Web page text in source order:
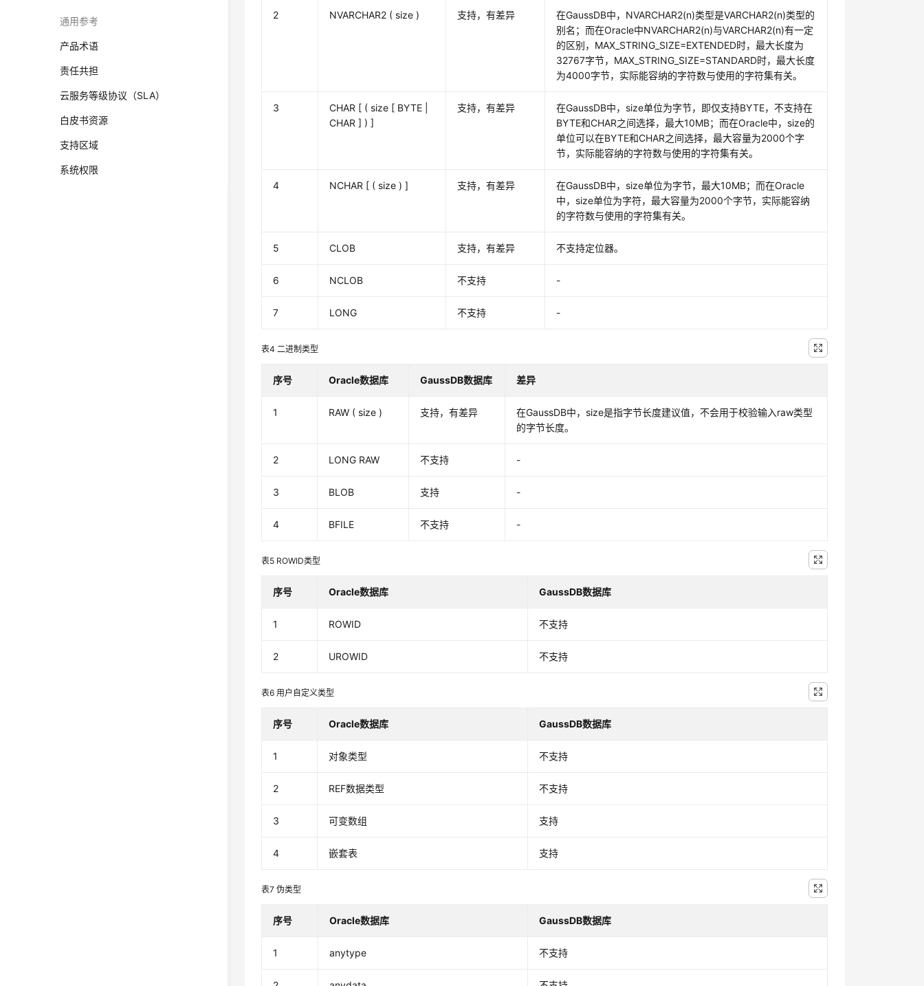
通用参考
产品术语
责任共担
云服务等级协议（SLA）
白皮书资源
支持区域
系统权限
2 NVARCHAR2 ( size ) 支持，有差异
在GaussDB中，NVARCHAR2(n)类型是VARCHAR2(n)类型的
别名；而在Oracle中NVARCHAR2(n)与VARCHAR2(n)有一定
的区别，MAX_STRING_SIZE=EXTENDED时，最大长度为
32767字节，MAX_STRING_SIZE=STANDARD时，最大长度
为4000字节，实际能容纳的字符数与使用的字符集有关。
3
CHAR [ ( size [ BYTE |
CHAR ] ) ]
支持，有差异
在GaussDB中，size单位为字节，即仅支持BYTE，不支持在
BYTE和CHAR之间选择，最大10MB；而在Oracle中，size的
单位可以在BYTE和CHAR之间选择，最大容量为2000个字
节，实际能容纳的字符数与使用的字符集有关。
4 NCHAR [ ( size ) ] 支持，有差异
在GaussDB中，size单位为字节，最大10MB；而在Oracle
中，size单位为字符，最大容量为2000个字节，实际能容纳
的字符数与使用的字符集有关。
5 CLOB 支持，有差异 不支持定位器。
6 NCLOB 不支持 -
7 LONG 不支持 -
表4二进制类型
序号 Oracle数据库 GaussDB数据库 差异
1 RAW ( size ) 支持，有差异
在GaussDB中，size是指字节长度建议值，不会用于校验输入raw类型
的字节长度。
2 LONG RAW 不支持 -
3 BLOB 支持 -
4 BFILE 不支持 -
表5 ROWID类型
序号 Oracle数据库 GaussDB数据库
1 ROWID 不支持
2 UROWID 不支持
表6用户自定义类型
序号 Oracle数据库 GaussDB数据库
1 对象类型 不支持
2 REF数据类型 不支持
3 可变数组 支持
4 嵌套表 支持
表7伪类型
序号 Oracle数据库 GaussDB数据库
1 anytype 不支持